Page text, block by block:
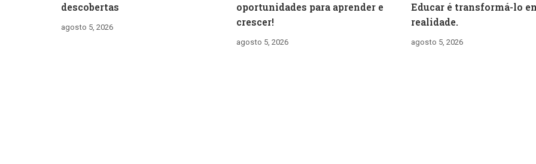
descobertas
agosto 5, 2026
oportunidades para aprender e
crescer!
agosto 5, 2026
Educar é transformá-lo
realidade.
agosto 5, 2026